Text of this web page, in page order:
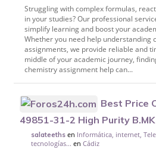
Struggling with complex formulas,
in your studies? Our professional
simplify learning and boost your
Whether you need help understanding
assignments, we provide reliable and
middle of your academic journey,
chemistry assignment help can...
Best Price
49851-31-2 High Purity B.MK
salateeths en Informática, internet,
tecnologías... enCádiz